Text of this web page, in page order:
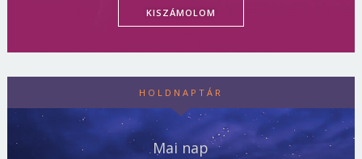
KISZÁMOLOM
HOLDNAPTÁR
Mai nap